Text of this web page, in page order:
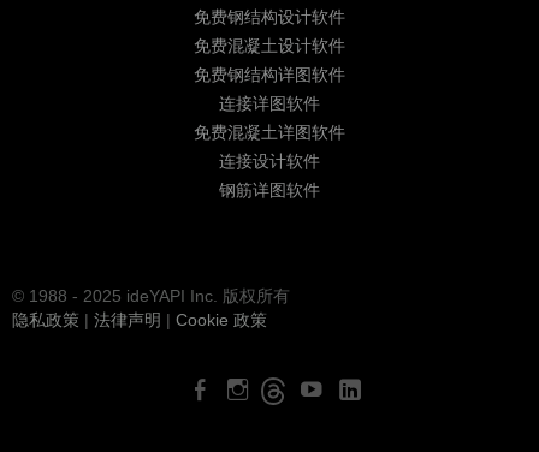
免费钢结构设计软件
免费混凝土设计软件
免费钢结构详图软件
连接详图软件
免费混凝土详图软件
连接设计软件
钢筋详图软件
© 1988 - 2025 ideYAPI Inc. 版权所有
隐私政策 | 法律声明 | Cookie 政策